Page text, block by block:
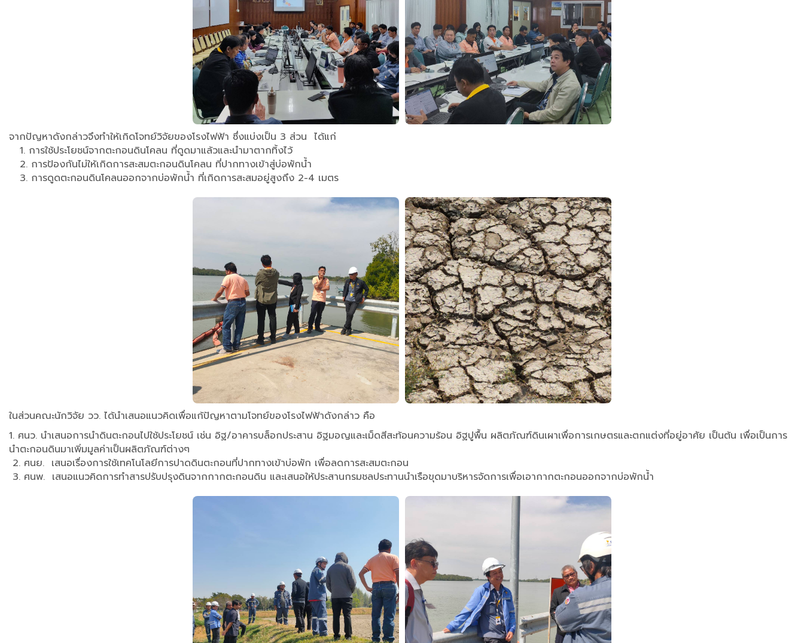
จากปัญหาดังกล่าวจึงทำให้เกิดโจทย์วิจัยของโรงไฟฟ้า ซึ่งแบ่งเป็น 3 ส่วน ได้แก่
1. การใช้ประโยชน์จากตะกอนดินโคลน ที่ดูดมาแล้วและนำมาตากทิ้งไว้
2. การป้องกันไม่ให้เกิดการสะสมตะกอนดินโคลน ที่ปากทางเข้าสู่บ่อพักน้ำ
3. การดูดตะกอนดินโคลนออกจากบ่อพักน้ำ ที่เกิดการสะสมอยู่สูงถึง 2-4 เมตร
ในส่วนคณะนักวิจัย วว. ได้นำเสนอแนวคิดเพื่อแก้ปัญหาตามโจทย์ของโรงไฟฟ้าดังกล่าว คือ
1. ศนว. นำเสนอการนำดินตะกอนไปใช้ประโยชน์ เช่น อิฐ/อาคารบล็อกประสาน อิฐมอญและเม็ดสีสะท้อนความร้อน อิฐปูพื้น ผลิตภัณฑ์ดินเผาเพื่อการเกษตรและตกแต่งที่อยู่อาศัย เป็นต้น เพื่อเป็นการ
นำตะกอนดินมาเพิ่มมูลค่าเป็นผลิตภัณฑ์ต่างๆ
2. ศนย. เสนอเรื่องการใช้เทคโนโลยีการปาดดินตะกอนที่ปากทางเข้าบ่อพัก เพื่อลดการสะสมตะกอน
3. ศนพ. เสนอแนวคิดการทำสารปรับปรุงดินจากกากตะกอนดิน และเสนอให้ประสานกรมชลประทานนำเรือขุดมาบริหารจัดการเพื่อเอากากตะกอนออกจากบ่อพักน้ำ